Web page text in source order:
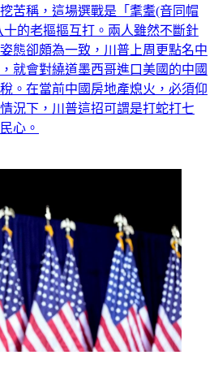
苦稱，這場選戰是「耄耋(音同帽
的老摳摳互打。兩人雖然不斷針
態卻頗為一致，川普上周更點名中
就會對繞道墨西哥進口美國的中國
。在當前中國房地產熄火，必須仰
況下，川普這招可謂是打蛇打七
心。